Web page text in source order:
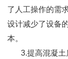
了人工操作的需
设计减少了设备
本。
3.提高混凝土